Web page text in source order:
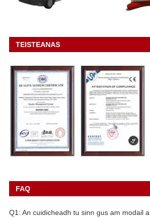
TEISTEANAS
FAQ
Q1: An cuidicheadh ​​​​tu sinn gus am modail